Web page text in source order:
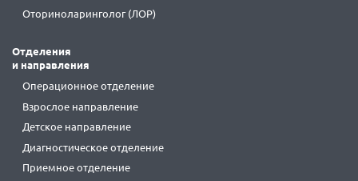
Оториноларинголог (ЛОР)
Отделения
и направления
Операционное отделение
Взрослое направление
Детское направление
Диагностическое отделение
Приемное отделение